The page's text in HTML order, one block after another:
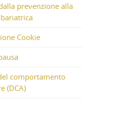
prevenzione alla
Cookie
comportamento
(DCA)